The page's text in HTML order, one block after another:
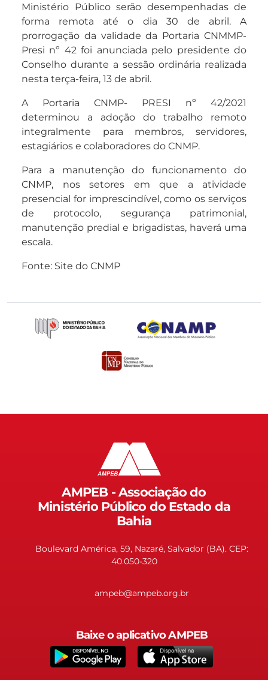
Ministério Público serão desempenhadas de
forma remota até o dia 30 de abril. A
prorrogação da validade da Portaria CNMMP-
Presi nº 42 foi anunciada pelo presidente do
Conselho durante a sessão ordinária realizada
nesta terça-feira, 13 de abril.
A Portaria CNMP- PRESI nº 42/2021
determinou a adoção do trabalho remoto
integralmente para membros, servidores,
estagiários e colaboradores do CNMP.
Para a manutenção do funcionamento do
CNMP, nos setores em que a atividade
presencial for imprescindível, como os serviços
de protocolo, segurança patrimonial,
manutenção predial e brigadistas, haverá uma
escala.
Fonte: Site do CNMP
AMPEB - Associação do
Ministério Público do Estado da
Bahia
Boulevard América, 59, Nazaré, Salvador (BA). CEP:
40.050-320
ampeb@ampeb.org.br
Baixe o aplicativo AMPEB